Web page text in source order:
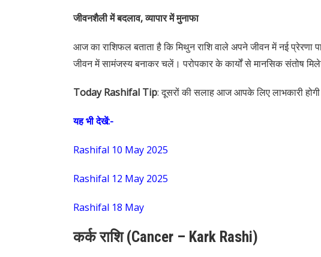
जीवनशैली में बदलाव, व्यापार में मुनाफा
आज का राशिफल बताता है कि मिथुन राशि वाले अपने जीवन में नई प्रेरणा
जीवन में सामंजस्य बनाकर चलें। परोपकार के कार्यों से मानसिक संतोष
Today Rashifal Tip: दूसरों की सलाह आज आपके लिए लाभकारी
यह भी देखें:-
Rashifal 10 May 2025
Rashifal 12 May 2025
Rashifal 18 May
कर्क राशि (Cancer – Kark Rashi)